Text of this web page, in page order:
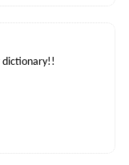
dictionary!!